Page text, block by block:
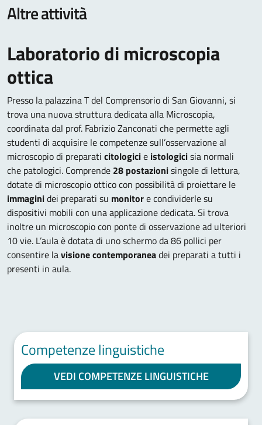
Altre attività
Laboratorio di microscopia
ottica
Presso la palazzina T del Comprensorio di San Giovanni, si
trova una nuova struttura dedicata alla Microscopia,
coordinata dal prof. Fabrizio Zanconati che permette agli
studenti di acquisire le competenze sull’osservazione al
microscopio di preparati citologicie istologicisia normali
che patologici. Comprende 28 postazionisingole di lettura,
dotate di microscopio ottico con possibilità di proiettare le
immaginidei preparati su monitore condividerle su
dispositivi mobili con una applicazione dedicata. Si trova
inoltre un microscopio con ponte di osservazione ad ulteriori
10 vie. L’aula è dotata di uno schermo da 86 pollici per
consentire lavisione contemporaneadei preparati a tutti i
presenti in aula.
Competenze linguistiche
VEDI COMPETENZE LINGUISTICHE